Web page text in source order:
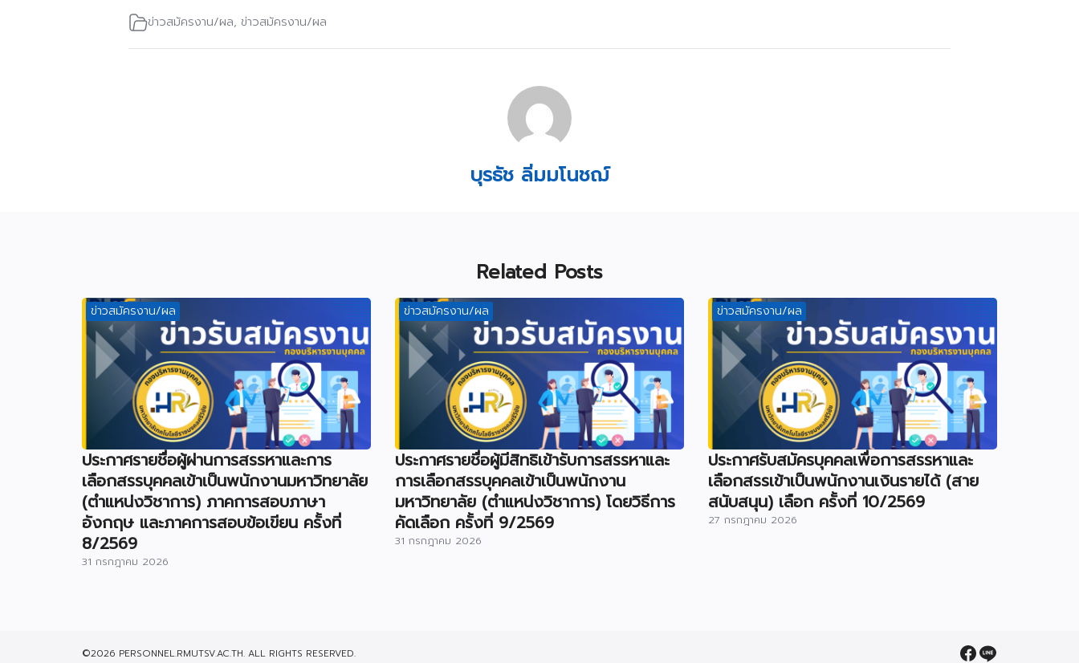
ข่าวสมัครงาน/ผล, ข่าวสมัครงาน/ผล
บุรธัช ลิ่มมโนชฌ์
Related Posts
ข่าวสมัครงาน/ผล
ประกาศรายชื่อผู้ผ่านการสรรหาและการ
เลือกสรรบุคคลเข้าเป็นพนักงานมหาวิทยาลัย
(ตำแหน่งวิชาการ) ภาคการสอบภาษา
อังกฤษ และภาคการสอบข้อเขียน ครั้งที่
8/2569
31 กรกฎาคม 2026
ข่าวสมัครงาน/ผล
ประกาศรายชื่อผู้มีสิทธิเข้ารับการสรรหาและ
การเลือกสรรบุคคลเข้าเป็นพนักงาน
มหาวิทยาลัย (ตำแหน่งวิชาการ) โดยวิธีการ
คัดเลือก ครั้งที่ 9/2569
31 กรกฎาคม 2026
ข่าวสมัครงาน/ผล
ประกาศรับสมัครบุคคลเพื่อการสรรหาและ
เลือกสรรเข้าเป็นพนักงานเงินรายได้ (สาย
สนับสนุน) เลือก ครั้งที่ 10/2569
27 กรกฎาคม 2026
©2026 PERSONNEL.RMUTSV.AC.TH. ALL RIGHTS RESERVED.